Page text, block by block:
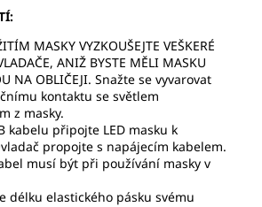
MASKY VYZKOUŠEJTE VEŠKERÉ
ANIŽ BYSTE MĚLI MASKU
NA OBLIČEJI. Snažte se vyvarovat
kontaktu se světlem
z masky.
kabelu připojte LED masku k
propojte s napájecím kabelem.
musí být při používání masky v
délku elastického pásku svému